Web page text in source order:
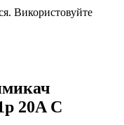
Використовуйте
20A C